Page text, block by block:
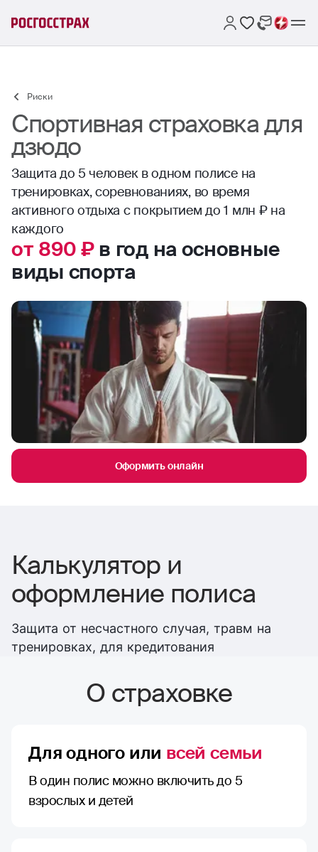
Риски
Спортивная страховка для
дзюдо
Защита до 5 человек в одном полисе на
тренировках, соревнованиях, во время
активного отдыха с покрытием до 1 млн ₽ на
каждого
от 890 ₽в год на основные
виды спорта
Оформить онлайн
Калькулятор и
оформление полиса
Защита от несчастного случая, травм на
тренировках, для кредитования
О страховке
Для одного или всей семьи
В один полис можно включить до 5
взрослых и детей